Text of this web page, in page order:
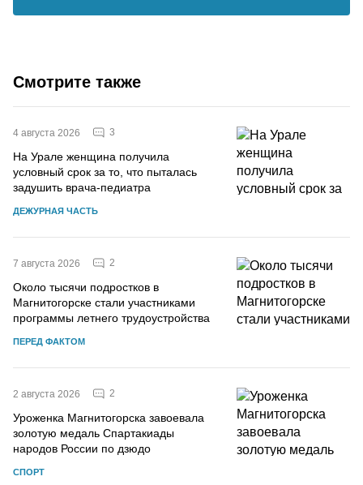
Смотрите также
4 августа 2026 3
На Урале женщина получила
условный срок за то, что пыталась
задушить врача-педиатра
ДЕЖУРНАЯ ЧАСТЬ
7 августа 2026 2
Около тысячи подростков в
Магнитогорске стали участниками
программы летнего трудоустройства
ПЕРЕД ФАКТОМ
2 августа 2026 2
Уроженка Магнитогорска завоевала
золотую медаль Спартакиады
народов России по дзюдо
СПОРТ